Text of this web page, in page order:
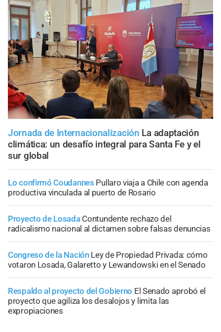
Jornada de Internacionalización La adaptación
climática: un desafío integral para Santa Fe y el
sur global
Lo confirmó Coudannes Pullaro viaja a Chile con agenda
productiva vinculada al puerto de Rosario
Proyecto de Losada Contundente rechazo del
radicalismo nacional al dictamen sobre falsas denuncias
Congreso de la Nación Ley de Propiedad Privada: cómo
votaron Losada, Galaretto y Lewandowski en el Senado
Respaldo al proyecto del Gobierno El Senado aprobó el
proyecto que agiliza los desalojos y limita las
expropiaciones